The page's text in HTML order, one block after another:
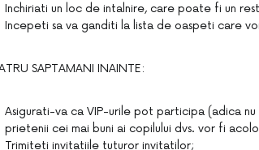
Inchiriati un loc de intalnire, care poate fi un
Incepeti sa va ganditi la lista de oaspeti care
SAPTAMANI INAINTE:
Asigurati-va ca VIP-urile pot participa (adica
prietenii cei mai buni ai copilului dvs. vor fi
Trimiteti invitatiile tuturor invitatilor;